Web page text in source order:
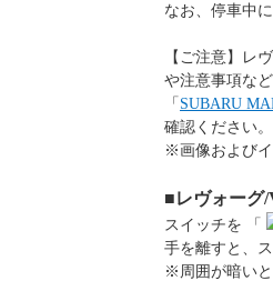
なお、停車中
【ご注意】レ
や注意事項な
「 SUBARU
確認ください。
※画像および
■レヴォーグ
スイッチを 「
手を離すと、
※周囲が暗い